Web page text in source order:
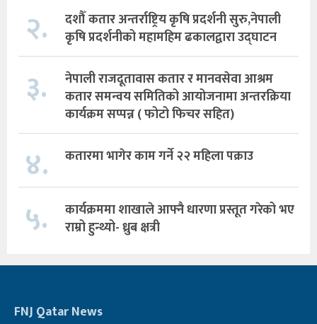
२.
दशौँ कतार अन्तर्राष्ट्रिय कृषि प्रदर्शनी सुरु,नेपाली
कृषि प्रदर्शनीको महामहिम ढकालद्वारा उद्घाटन
३.
नेपाली राजदूतावास कतार र मानवसेवा आश्रम
कतार समन्वय समितिको आयोजनामा अन्तरक्रिया
कार्यक्रम सप्पन्न ( फोटो फिचर सहित)
४. कतारमा भागेर काम गर्ने २२ महिला पक्राउ
५.
कार्यक्रममा शाखाले आफ्नै धारणा प्रस्तूत गरेको भए
राम्रो हुन्थ्यो- ध्रुब क्षत्री
FNJ Qatar News